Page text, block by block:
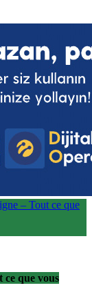
– Tout ce que
ce que vous